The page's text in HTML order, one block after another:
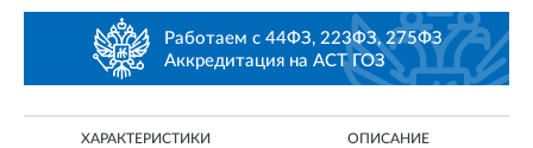
Работаем с 44ФЗ, 223ФЗ, 275ФЗ
Аккредитация на АСТ ГОЗ
ХАРАКТЕРИСТИКИ ОПИСАНИЕ